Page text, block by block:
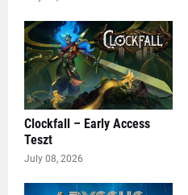
Clockfall – Early Access
Teszt
July 08, 2026